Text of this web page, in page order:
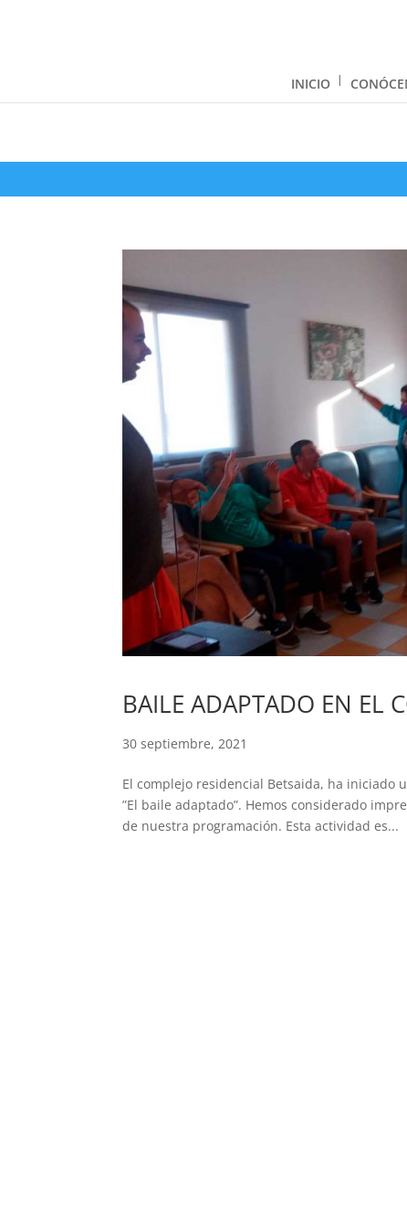
INICIO
BAILE ADAPTADO EN EL
30 septiembre, 2021
El complejo residencial Betsaida, ha iniciado
”El baile adaptado”. Hemos considerado
de nuestra programación. Esta actividad es...